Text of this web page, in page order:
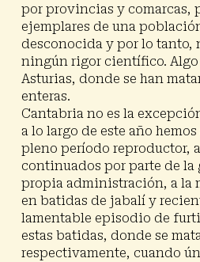
por provincias y comarcas,
ejemplares de una
desconocida y por lo tanto,
ningún rigor científico.
Asturias, donde se han
enteras.
Cantabria no es la
a lo largo de este año
pleno período reproductor,
continuados por parte de la
propia administración, a la
en batidas de jabalí y
lamentable episodio de
estas batidas, donde se
respectivamente, cuando